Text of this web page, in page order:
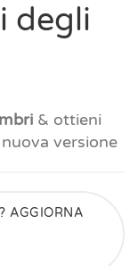
degli
& ottieni
versione
AGGIORNA